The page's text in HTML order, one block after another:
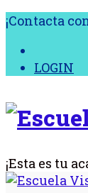
¡Contacta
LOGIN
¡Esta es tu